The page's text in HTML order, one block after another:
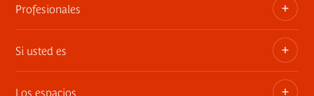
exposiciones
Las publicaciones del museo
Profesionales
Privatiza los espacios
Exposiciones itinerantes
Si usted es
Los espacios